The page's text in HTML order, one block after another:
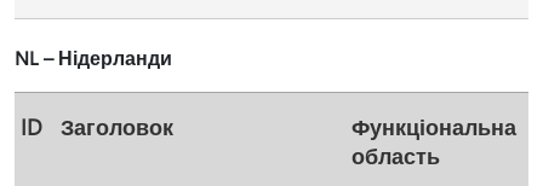
NL – Нідерланди
ID Заголовок
Функціональна
область